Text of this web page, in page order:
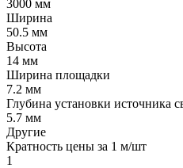
3000 мм
Ширина
50.5 мм
Высота
14 мм
Ширина площадки
7.2 мм
Глубина установки источника
5.7 мм
Другие
Кратность цены за 1 м/шт
1